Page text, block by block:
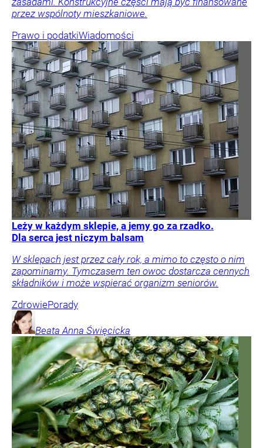
przez wspólnoty mieszkaniowe.
Prawo i podatkiWiadomości
Leży w każdym sklepie, a jemy go za rzadko.
Dla serca jest niczym balsam
W sklepach jest przez cały rok, a mimo to często o nim
zapominamy. Tymczasem ten owoc dostarcza cennych
składników i może wspierać organizm seniorów.
ZdrowiePorady
Beata Anna Święcicka